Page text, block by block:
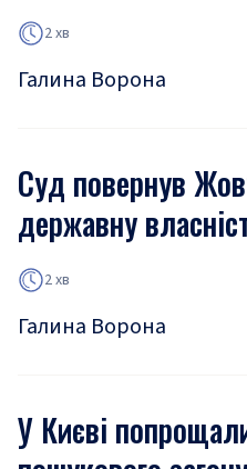
2 хв
Галина Ворона
Суд повернув
державну
2 хв
Галина Ворона
У Києві